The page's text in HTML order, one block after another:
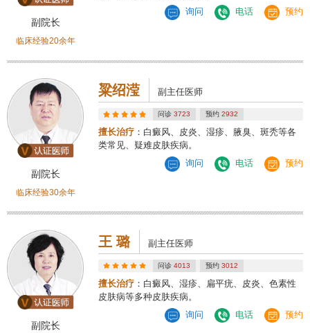
副院长
临床经验20余年
询问
电话 预约
副院长
临床经验30余年
粱绍滢 副主任医师
问诊3723 预约 2932
擅长治疗 ：白癜风、皮炎、湿疹、腋臭、斑秃等各
类常见、疑难皮肤疾病。
询问
电话 预约
副院长
王 璐 副主任医师
问诊4013 预约 3012
擅长治疗 ：白癜风、湿疹、扁平疣、皮炎、色素性
皮肤病等多种皮肤疾病。
询问
电话 预约